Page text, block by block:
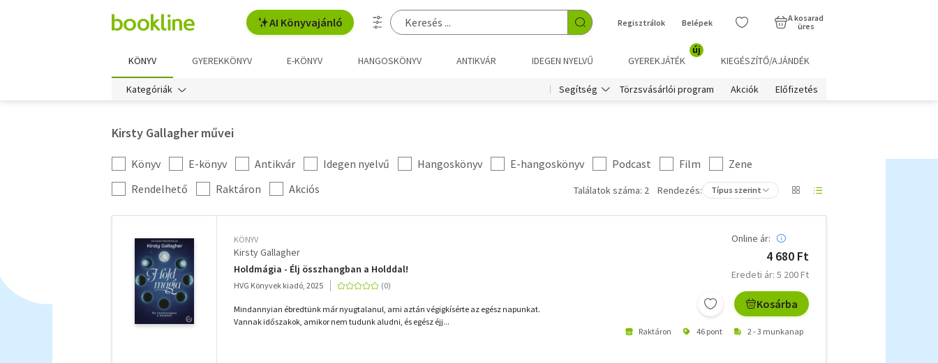
AI Könyvajánló Regisztrálok Belépek
A kosarad
üres
KÖNYV GYEREKKÖNYV E-KÖNYV HANGOSKÖNYV ANTIKVÁR IDEGEN NYELVŰ GYEREKJÁTÉK
új
KIEGÉSZÍTŐ/AJÁNDÉK
Kategóriák Segítség Törzsvásárlói program Akciók Előfizetés
Kirsty Gallagher művei
Kategória
szűrés
Könyv E-könyv Antikvár Idegen nyelvű Hangoskönyv E-hangoskönyv Podcast Film
Zene
További
szűrők
Rendelhető Raktáron Akciós Találatok száma: 2 Rendezés: Típus szerint
KÖNYV
Kirsty Gallagher
Holdmágia - Élj összhangban a Holddal!
HVG Könyvek kiadó, 2025
Mindannyian ébredtünk már nyugtalanul, ami aztán végigkísérte az egész napunkat.
Vannak időszakok, amikor nem tudunk aludni, és egész éjj...
Online ár:
4 680 Ft
Eredeti ár: 5 200 Ft
Kosárba
Raktáron 46 pont 2 - 3 munkanap